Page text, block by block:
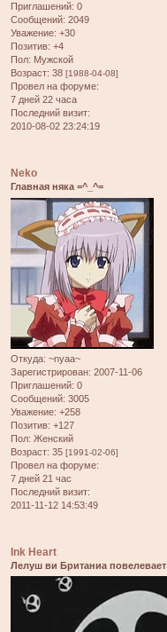
Приглашений: 0
Сообщений: 2049
Уважение: +30
Позитив: +4
Пол: Мужской
Возраст: 38 [1988-04-08]
Провел на форуме:
7 дней 22 часа
Последний визит:
2010-08-02 23:24:19
Neko
Главная няка =^_^=
Откуда: ~nyaa~
Зарегистрирован: 2007-11-06
Приглашений: 0
Сообщений: 3005
Уважение: +258
Позитив: +127
Пол: Женский
Возраст: 35 [1991-02-06]
Провел на форуме:
7 дней 21 час
Последний визит:
2011-11-12 14:53:49
Ink Heart
Лелуш ви Британиа повелевает